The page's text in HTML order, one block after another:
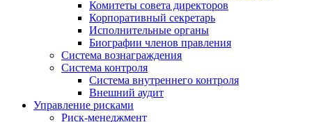
Комитеты совета директоров
Корпоративный секретарь
Исполнительные органы
Биографии членов правления
Система вознаграждения
Система контроля
Система внутреннего контроля
Внешний аудит
Управление рисками
Риск-менеджмент